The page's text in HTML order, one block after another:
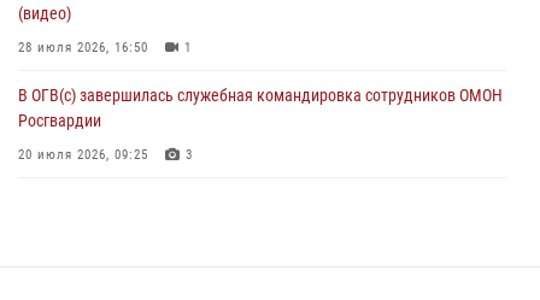
(видео)
28 июля 2026, 16:50 1
В ОГВ(с) завершилась служебная командировка сотрудников ОМОН
Росгвардии
20 июля 2026, 09:25 3